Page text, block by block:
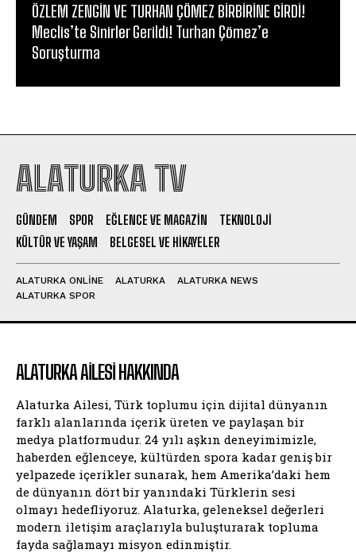
ÖZLEM ZENGİN VE TURHAN ÇÖMEZ BİRBİRİNE GİRDİ!
Meclis’te Sinirler Gerildi! Turhan Çömez’e
Soruşturma
ALATURKA TV
GÜNDEM SPOR EĞLENCE VE MAGAZIN
TEKNOLOJI
KÜLTÜR VE YAŞAM
BELGESEL VE HIKAYELER
ALATURKA ONLINE ALATURKA
ALATURKA NEWS
ALATURKA SPOR
ALATURKA AILESI HAKKINDA
Alaturka Ailesi, Türk toplumu için dijital dünyanın
farklı alanlarında içerik üreten ve paylaşan bir
medya platformudur. 24 yılı aşkın deneyimimizle,
haberden eğlenceye, kültürden spora kadar geniş bir
yelpazede içerikler sunarak, hem Amerika’daki hem
de dünyanın dört bir yanındaki Türklerin sesi
olmayı hedefliyoruz. Alaturka, geleneksel değerleri
modern iletişim araçlarıyla buluşturarak topluma
fayda sağlamayı misyon edinmiştir.